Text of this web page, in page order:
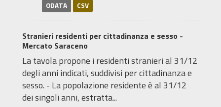
ODATA CSV
Stranieri residenti per cittadinanza e sesso -
Mercato Saraceno
La tavola propone i residenti stranieri al 31/12
degli anni indicati, suddivisi per cittadinanza e
sesso. - La popolazione residente è al 31/12
dei singoli anni, estratta...